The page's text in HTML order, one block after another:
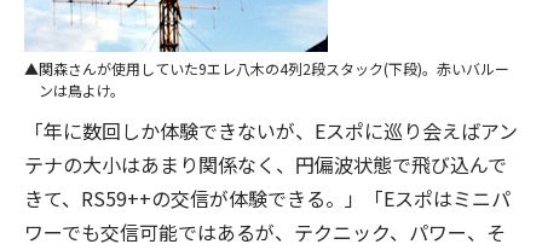
関森さんが使用していた9エレ八木の4列2段スタック(下段)。赤いバルー
ンは鳥よけ。
「年に数回しか体験できないが、Eスポに巡り会えばアン
テナの大小はあまり関係なく、円偏波状態で飛び込んで
きて、RS59++の交信が体験できる。」「Eスポはミニパ
ワーでも交信可能ではあるが、テクニック、パワー、そ